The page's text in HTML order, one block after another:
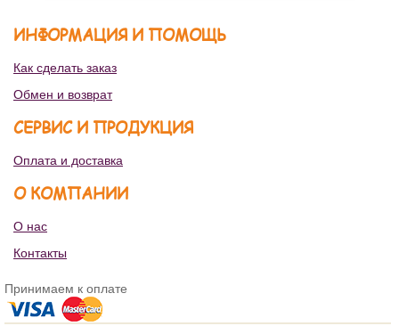
ИНФОРМАЦИЯ И ПОМОЩЬ
Как сделать заказ
Обмен и возврат
СЕРВИС И ПРОДУКЦИЯ
Оплата и доставка
О КОМПАНИИ
О нас
Контакты
Принимаем к оплате